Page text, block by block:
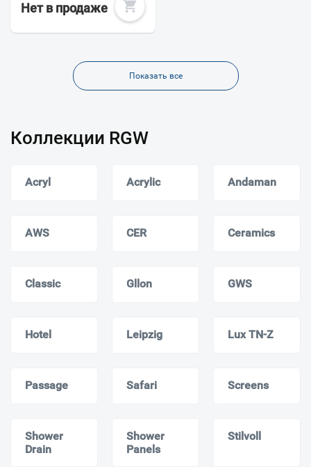
Нет в продаже
Показать все
Коллекции RGW
Acryl Acrylic Andaman
AWS CER Ceramics
Classic Gllon GWS
Hotel Leipzig Lux TN-Z
Passage Safari Screens
Shower
Drain
Shower
Panels
Stilvoll